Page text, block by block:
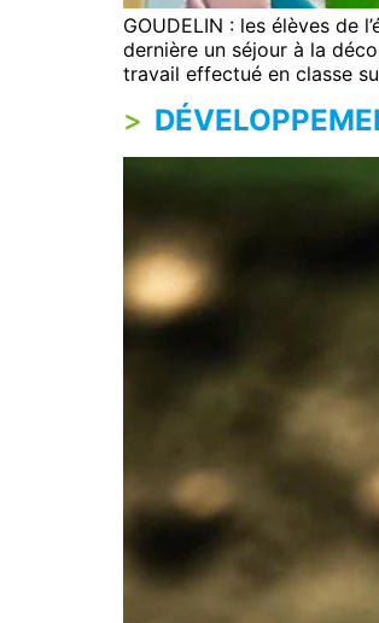
GOUDELIN : les élèves de
dernière un séjour à la
travail effectué en classe